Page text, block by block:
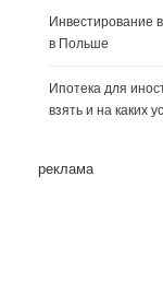
Инвестирование
в Польше
Ипотека для
взять и на каких
реклама